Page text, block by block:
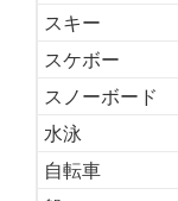
スキー
スケボー
スノーボード
水泳
自転車